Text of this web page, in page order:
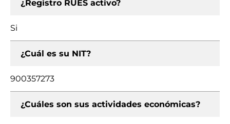
¿Registro RUES activo?
Si
¿Cuál es su NIT?
900357273
¿Cuáles son sus actividades económicas?